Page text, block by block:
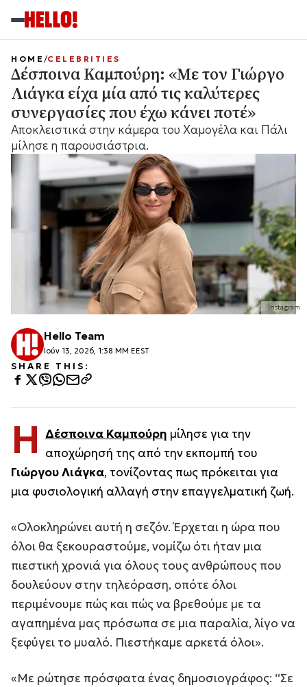
Instagram
HOME CELEBRITIES
Δέσποινα Καμπούρη: «Με τον Γιώργο
Λιάγκα είχα μία από τις καλύτερες
συνεργασίες που έχω κάνει ποτέ»
Αποκλειστικά στην κάμερα του Χαμογέλα και Πάλι
μίλησε η παρουσιάστρια.
Hello Team
Ιούν 13, 2026, 1:38 ΜΜ EEST
SHARE THIS:
Η Δέσποινα Καμπούρη μίλησε για την
αποχώρησή της από την εκπομπή του
Γιώργου Λιάγκα, τονίζοντας πως πρόκειται για
μια φυσιολογική αλλαγή στην επαγγελματική ζωή.
«Ολοκληρώνει αυτή η σεζόν. Έρχεται η ώρα που
όλοι θα ξεκουραστούμε, νομίζω ότι ήταν μια
πιεστική χρονιά για όλους τους ανθρώπους που
δουλεύουν στην τηλεόραση, οπότε όλοι
περιμένουμε πώς και πώς να βρεθούμε με τα
αγαπημένα μας πρόσωπα σε μια παραλία, λίγο να
ξεφύγει το μυαλό. Πιεστήκαμε αρκετά όλοι».
«Με ρώτησε πρόσφατα ένας δημοσιογράφος: “Σε